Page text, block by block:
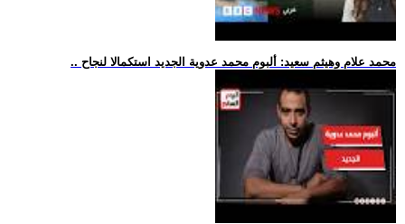
.. محمد علام وهيثم سعيد: ألبوم محمد عدوية الجديد استكمالا لنجاح